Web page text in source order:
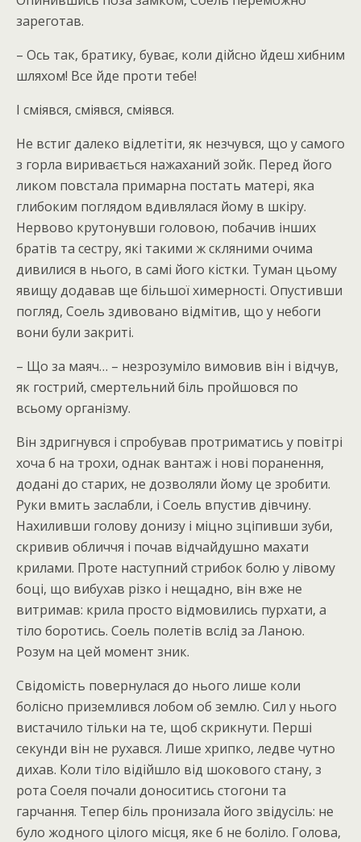
зареготав.
– Ось так, братику, буває, коли дійсно йдеш хибним
шляхом! Все йде проти тебе!
І сміявся, сміявся, сміявся.
Не встиг далеко відлетіти, як незчувся, що у самого
з горла виривається нажаханий зойк. Перед його
ликом повстала примарна постать матері, яка
глибоким поглядом вдивлялася йому в шкіру.
Нервово крутонувши головою, побачив інших
братів та сестру, які такими ж скляними очима
дивилися в нього, в самі його кістки. Туман цьому
явищу додавав ще більшої химерності. Опустивши
погляд, Соель здивовано відмітив, що у небоги
вони були закриті.
– Що за маяч… – незрозуміло вимовив він і відчув,
як гострий, смертельний біль пройшовся по
всьому організму.
Він здригнувся і спробував протриматись у повітрі
хоча б на трохи, однак вантаж і нові поранення,
додані до старих, не дозволяли йому це зробити.
Руки вмить заслабли, і Соель впустив дівчину.
Нахиливши голову донизу і міцно зціпивши зуби,
скривив обличчя і почав відчайдушно махати
крилами. Проте наступний стрибок болю у лівому
боці, що вибухав різко і нещадно, він вже не
витримав: крила просто відмовились пурхати, а
тіло боротись. Соель полетів вслід за Ланою.
Розум на цей момент зник.
Свідомість повернулася до нього лише коли
болісно приземлився лобом об землю. Сил у нього
вистачило тільки на те, щоб скрикнути. Перші
секунди він не рухався. Лише хрипко, ледве чутно
дихав. Коли тіло відійшло від шокового стану, з
рота Соеля почали доноситись стогони та
гарчання. Тепер біль пронизала його звідусіль: не
було жодного цілого місця, яке б не боліло. Голова,